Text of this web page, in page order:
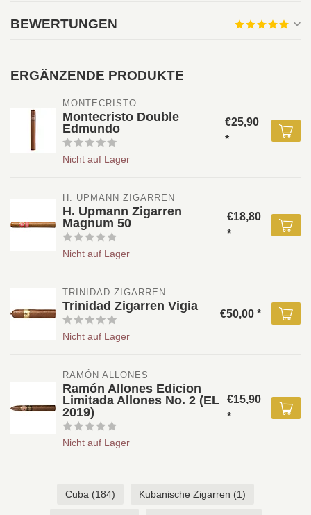
BEWERTUNGEN
ERGÄNZENDE PRODUKTE
MONTECRISTO
Montecristo Double
Edmundo
Nicht auf Lager
€25,90
*
H. UPMANN ZIGARREN
H. Upmann Zigarren
Magnum 50
Nicht auf Lager
€18,80
*
TRINIDAD ZIGARREN
Trinidad Zigarren Vigia
Nicht auf Lager
€50,00 *
RAMÓN ALLONES
Ramón Allones Edicion
Limitada Allones No. 2 (EL
2019)
Nicht auf Lager
€15,90
*
Cuba (184) Kubanische Zigarren (1)